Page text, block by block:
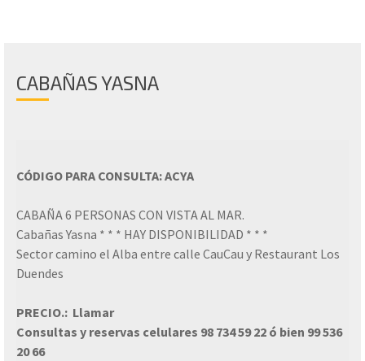
CABAÑAS YASNA
CÓDIGO PARA CONSULTA: ACYA
CABAÑA 6 PERSONAS CON VISTA AL MAR.
Cabañas Yasna * * * HAY DISPONIBILIDAD * * *
Sector camino el Alba entre calle CauCau y Restaurant Los
Duendes
PRECIO.: Llamar
Consultas y reservas celulares 98 734 59 22 ó bien 99 536
20 66